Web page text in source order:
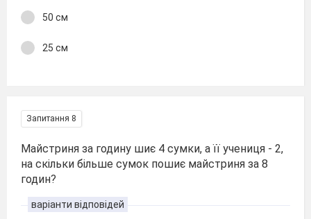
50 см
25 см
Запитання 8
Майстриня за годину шиє 4 сумки, а її учениця - 2,
на скільки більше сумок пошиє майстриня за 8
годин?
варіанти відповідей